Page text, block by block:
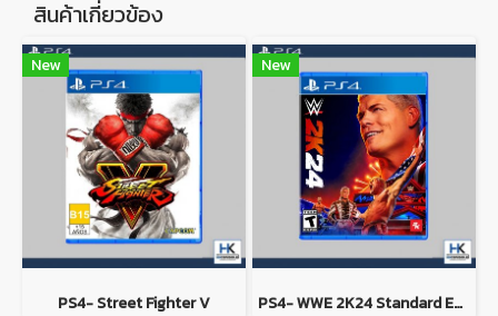
สินค้าเกี่ยวข้อง
New
PS4- Street Fighter V
New
PS4- WWE 2K24 Standard Edition